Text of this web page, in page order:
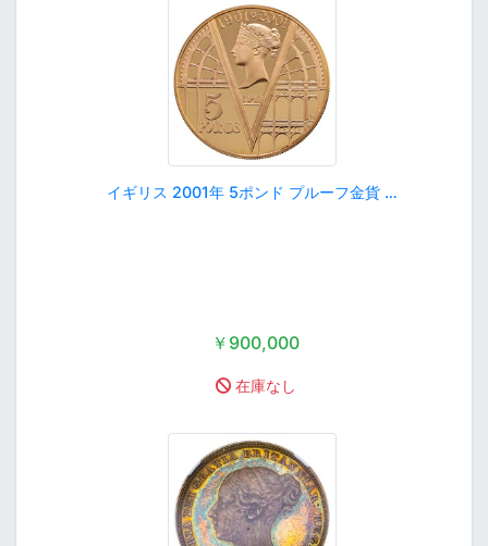
イギリス 2001年 5ポンド プルーフ金貨 …
￥900,000
在庫なし